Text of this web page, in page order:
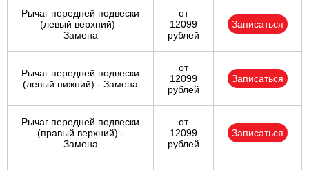
Рычаг передней подвески
(левый верхний) -
Замена
от
12099
рублей
Записаться
Рычаг передней подвески
(левый нижний) - Замена
от
12099
рублей
Записаться
Рычаг передней подвески
(правый верхний) -
Замена
от
12099
рублей
Записаться